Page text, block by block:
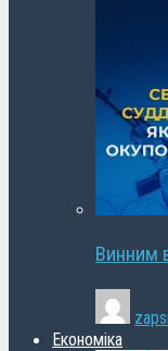
Винним
Економіка